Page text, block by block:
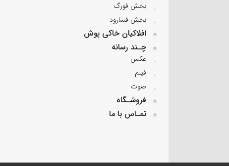
بخش فورگ
بخش فسارود
افلاکیان خاکی پوش
چـند رسانه
عکس
فیلم
صوت
فروشـگاه
تمـاس با ما